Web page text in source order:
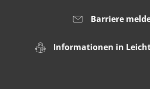
Barriere
Informationen in